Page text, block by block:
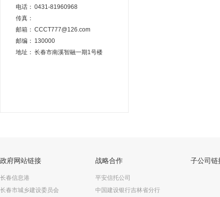
电话： 0431-81960968
传真：
邮箱： CCCT777@126.com
邮编： 130000
地址： 长春市南溪智融一期1号楼
政府网站链接
长春信息港
长春市城乡建设委员会
战略合作
平安信托公司
中国建设银行吉林省分行
子公司链